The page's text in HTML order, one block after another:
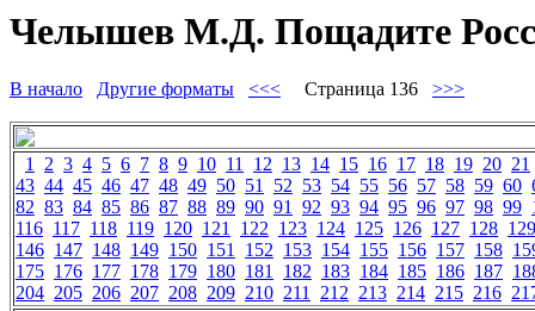
Челышев М.Д. Пощадите
В начало Другие форматы <<< Страница 136 >>>
1 2 3 4 5 6 7 8 9 10 11 12 13 14 15 16 17 18 19 20 21
43 44 45 46 47 48 49 50 51 52 53 54 55 56 57 58 59 60
82 83 84 85 86 87 88 89 90 91 92 93 94 95 96 97 98 99
116 117 118 119 120 121 122 123 124 125 126 127 128 129
146 147 148 149 150 151 152 153 154 155 156 157 158
175 176 177 178 179 180 181 182 183 184 185 186 187
204 205 206 207 208 209 210 211 212 213 214 215 216